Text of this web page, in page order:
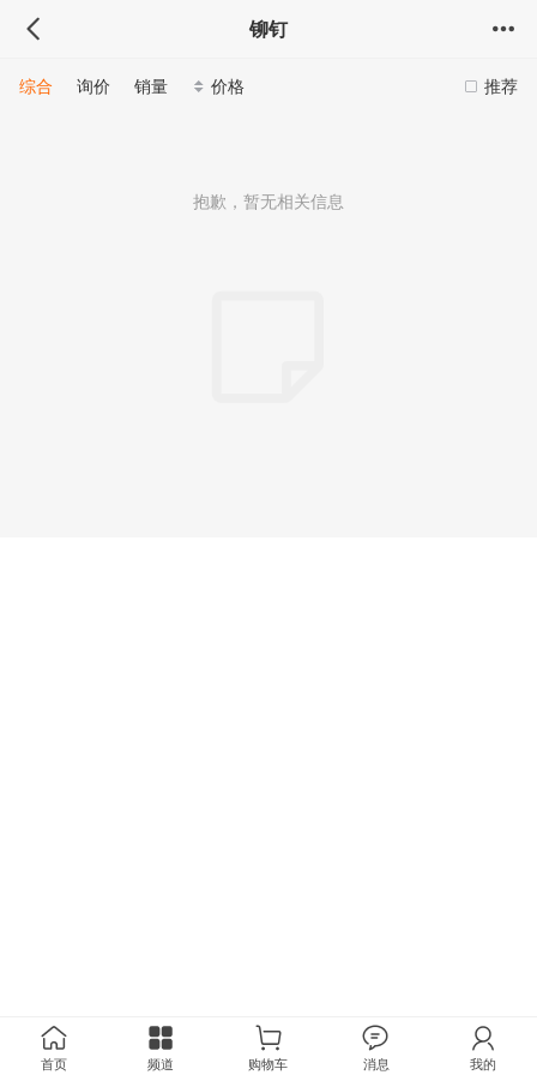
铆钉
推荐
综合 询价 销量 价格
抱歉，暂无相关信息
首页 频道 购物车 消息 我的